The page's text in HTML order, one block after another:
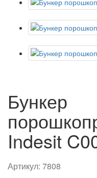
Бункер
Indesit
Артикул: 7808